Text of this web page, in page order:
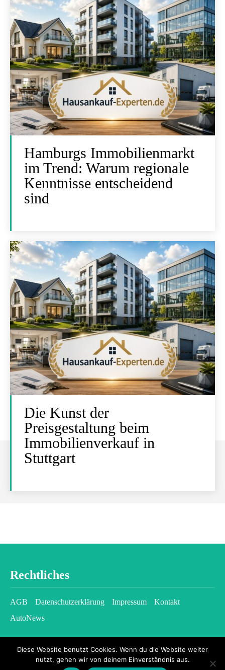
Hamburgs Immobilienmarkt
im Trend: Warum regionale
Kenntnisse entscheidend
sind
Die Kunst der
Preisgestaltung beim
Immobilienverkauf in
Stuttgart
Rechtliches
AGB Datenschutzerklärung Impressum
Kontakt
AutoNews
Diese Website benutzt Cookies. Wenn du die Website weiter
nutzt, gehen wir von deinem Einverständnis aus.